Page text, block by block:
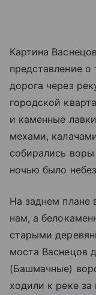
Картина
представление
дорога через
городской
и каменные
мехами,
собирались воры
ночью было
На заднем плане
нам, а
старыми
моста Васнецов
(Башмачные)
ходили к реке